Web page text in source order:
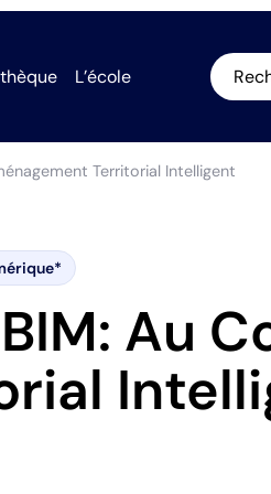
L’école
Territorial Intelligent
Au